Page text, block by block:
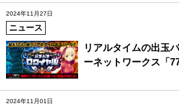
2024年11月27日
ニュース
リアルタイムの出玉
ーネットワークス「
2024年11月01日